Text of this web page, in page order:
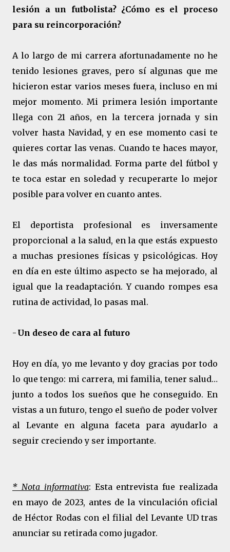
lesión a un futbolista? ¿Cómo es el proceso
para su reincorporación?
A lo largo de mi carrera afortunadamente no he
tenido lesiones graves, pero sí algunas que me
hicieron estar varios meses fuera, incluso en mi
mejor momento. Mi primera lesión importante
llega con 21 años, en la tercera jornada y sin
volver hasta Navidad, y en ese momento casi te
quieres cortar las venas. Cuando te haces mayor,
le das más normalidad. Forma parte del fútbol y
te toca estar en soledad y recuperarte lo mejor
posible para volver en cuanto antes.
El deportista profesional es inversamente
proporcional a la salud, en la que estás expuesto
a muchas presiones físicas y psicológicas. Hoy
en día en este último aspecto se ha mejorado, al
igual que la readaptación. Y cuando rompes esa
rutina de actividad, lo pasas mal.
- Un deseo de cara al futuro
Hoy en día, yo me levanto y doy gracias por todo
lo que tengo: mi carrera, mi familia, tener salud…
junto a todos los sueños que he conseguido. En
vistas a un futuro, tengo el sueño de poder volver
al Levante en alguna faceta para ayudarlo a
seguir creciendo y ser importante.
* Nota informativa: Esta entrevista fue realizada
en mayo de 2023, antes de la vinculación oficial
de Héctor Rodas con el filial del Levante UD tras
anunciar su retirada como jugador.